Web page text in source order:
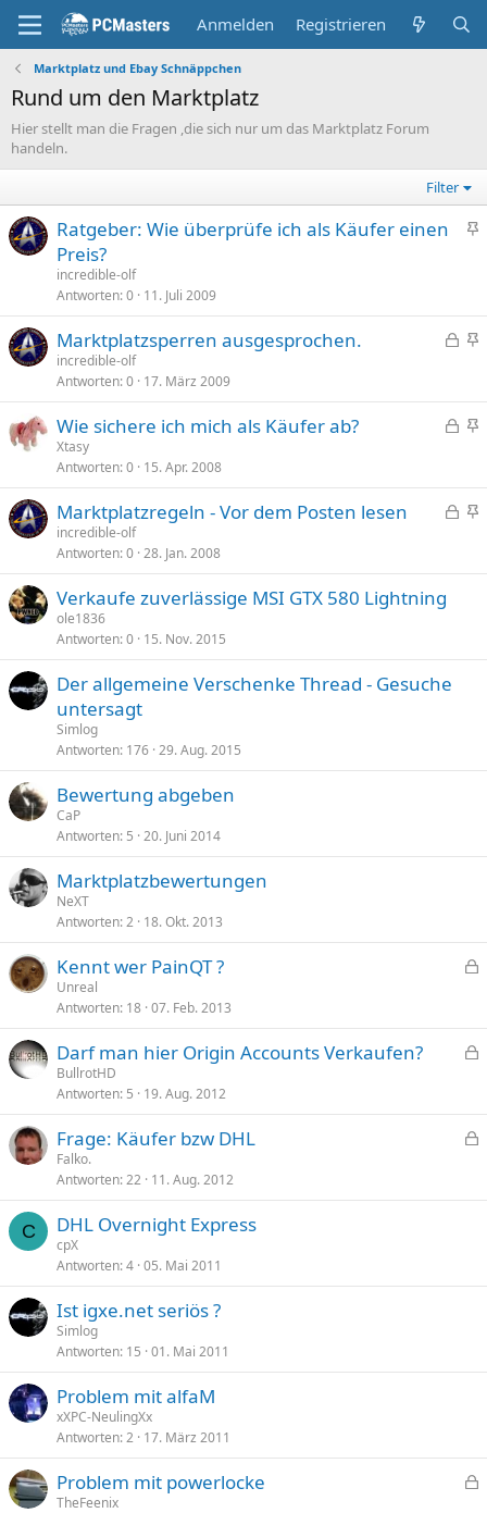
Anmelden Registrieren
Marktplatz und Ebay Schnäppchen
Rund um den Marktplatz
Hier stellt man die Fragen ,die sich nur um das Marktplatz Forum
handeln.
Filter
A
p
i
t
Ratgeber: Wie überprüfe ich als Käufer einen
Preis?
incredible-olf
Antworten 0 11. Juli 2009
G
p
e
A
e
p
t
Marktplatzsperren ausgesprochen.
incredible-olf
Antworten 0 17. März 2009
G
p
e
A
e
p
Wie sichere ich mich als Käufer ab?
Xtasy
Antworten 0 15. Apr. 2008
G
p
A
e
Marktplatzregeln - Vor dem Posten lesen
incredible-olf
Antworten 0 28. Jan. 2008
Verkaufe zuverlässige MSI GTX 580 Lightning
ole1836
Antworten 0 15. Nov. 2015
Der allgemeine Verschenke Thread - Gesuche
untersagt
Simlog
Antworten 176 29. Aug. 2015
Bewertung abgeben
CaP
Antworten 5 20. Juni 2014
Marktplatzbewertungen
NeXT
Antworten 2 18. Okt. 2013
p
e
Kennt wer PainQT ?
Unreal
Antworten 18 07. Feb. 2013
p
e
Darf man hier Origin Accounts Verkaufen?
BullrotHD
Antworten 5 19. Aug. 2012
p
Frage: Käufer bzw DHL
Falko.
Antworten 22 11. Aug. 2012
C DHL Overnight Express
cpX
Antworten 4 05. Mai 2011
Ist igxe.net seriös ?
Simlog
Antworten 15 01. Mai 2011
Problem mit alfaM
xXPC-NeulingXx
Antworten 2 17. März 2011
Problem mit powerlocke
TheFeenix